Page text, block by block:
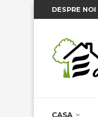
DESPRE NOI
CASA